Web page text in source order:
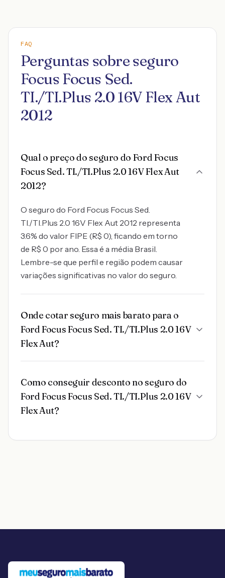
FAQ
Perguntas sobre seguro
Focus Focus Sed.
TI./TI.Plus 2.0 16V Flex Aut
2012
Qual o preço do seguro do Ford Focus
Focus Sed. TI./TI.Plus 2.0 16V Flex Aut
2012?
O seguro do Ford Focus Focus Sed.
TI./TI.Plus 2.0 16V Flex Aut 2012 representa
3.6% do valor FIPE (R$ 0), ficando em torno
de R$ 0 por ano. Essa é a média Brasil.
Lembre-se que perfil e região podem causar
variações significativas no valor do seguro.
Onde cotar seguro mais barato para o
Ford Focus Focus Sed. TI./TI.Plus 2.0 16V
Flex Aut?
Como conseguir desconto no seguro do
Ford Focus Focus Sed. TI./TI.Plus 2.0 16V
Flex Aut?